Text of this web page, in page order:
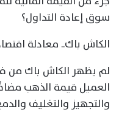
سوق إعادة التداول؟
الكاش باك.. معادلة
لم يظهر الكاش باك من
العميل قيمة الذهب
والتجهيز والتغليف